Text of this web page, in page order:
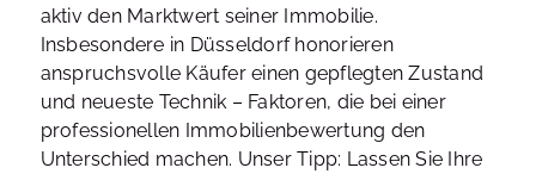
aktiv den Marktwert seiner Immobilie.
Insbesondere in Düsseldorf honorieren
anspruchsvolle Käufer einen gepflegten Zustand
und neueste Technik – Faktoren, die bei einer
professionellen Immobilienbewertung den
Unterschied machen. Unser Tipp: Lassen Sie Ihre